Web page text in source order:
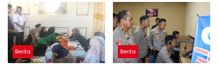
Takalar Menyalakan
Lentera Pengabdian
Melalui Malam Apresiasi
dan Inovasi Award 2026
Panggung Penghargaan
bagi Pelayan Publik
Berprestasi
Berita Berita